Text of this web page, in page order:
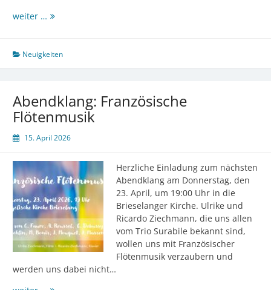
weiter … „Halleluja,
–
Einführung
Dr.
Sarah-
Kingreen
Neuigkeiten
Abendklang: Französische
Flötenmusik
15. April 2026
Herzliche Einladung zum nächsten
Abendklang am Donnerstag, den
23. April, um 19:00 Uhr in die
Brieselanger Kirche. Ulrike und
Ricardo Ziechmann, die uns allen
vom Trio Surabile bekannt sind,
wollen uns mit Französischer
Flötenmusik verzaubern und
werden uns dabei nicht…